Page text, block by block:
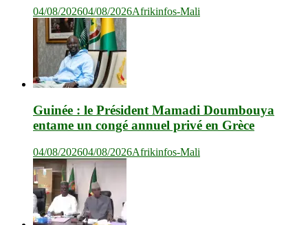
04/08/202604/08/2026Afrikinfos-Mali
Guinée : le Président Mamadi Doumbouya
entame un congé annuel privé en Grèce
04/08/202604/08/2026Afrikinfos-Mali